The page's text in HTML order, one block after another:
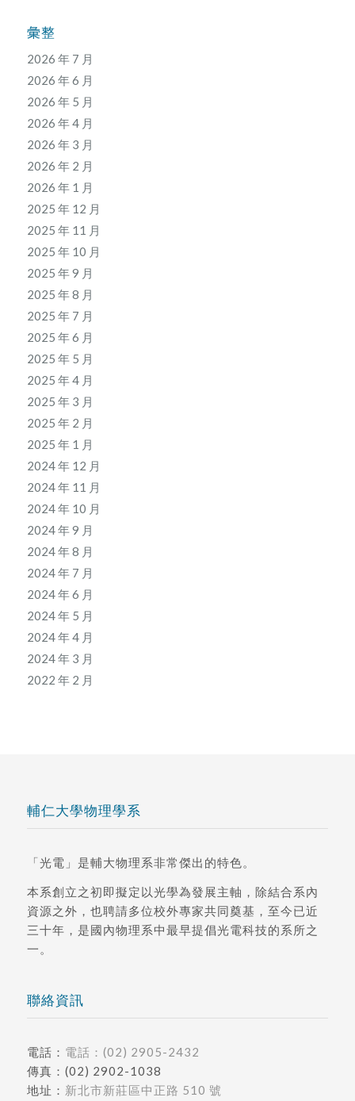
彙整
2026 年 7 月
2026 年 6 月
2026 年 5 月
2026 年 4 月
2026 年 3 月
2026 年 2 月
2026 年 1 月
2025 年 12 月
2025 年 11 月
2025 年 10 月
2025 年 9 月
2025 年 8 月
2025 年 7 月
2025 年 6 月
2025 年 5 月
2025 年 4 月
2025 年 3 月
2025 年 2 月
2025 年 1 月
2024 年 12 月
2024 年 11 月
2024 年 10 月
2024 年 9 月
2024 年 8 月
2024 年 7 月
2024 年 6 月
2024 年 5 月
2024 年 4 月
2024 年 3 月
2022 年 2 月
輔仁大學物理學系
「光電」是輔大物理系非常傑出的特色。
本系創立之初即擬定以光學為發展主軸，除結合系內
資源之外，也聘請多位校外專家共同奠基，至今已近
三十年，是國內物理系中最早提倡光電科技的系所之
一。
聯絡資訊
電話： 電話：(02) 2905-2432
傳真：(02) 2902-1038
地址： 新北市新莊區中正路 510 號